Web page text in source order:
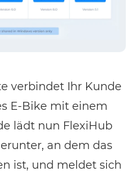
verbindet Ihr Kunde
E-Bike mit einem
lädt nun FlexiHub
an dem das
ist, und meldet sich